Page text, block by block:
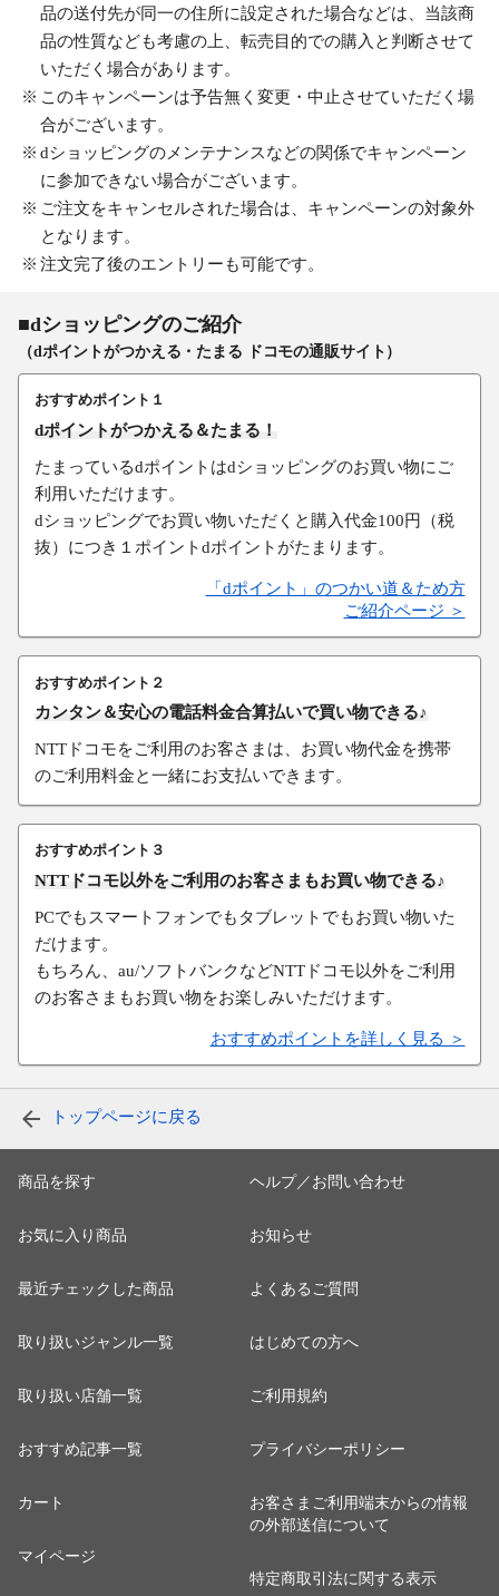
品の送付先が同一の住所に設定された場合などは、当該商
品の性質なども考慮の上、転売目的での購入と判断させて
いただく場合があります。
このキャンペーンは予告無く変更・中止させていただく場
合がございます。
dショッピングのメンテナンスなどの関係でキャンペーン
に参加できない場合がございます。
ご注文をキャンセルされた場合は、キャンペーンの対象外
となります。
注文完了後のエントリーも可能です。
■dショッピングのご紹介
（dポイントがつかえる・たまる ドコモの通販サイト）
おすすめポイント１
dポイントがつかえる＆たまる！
たまっているdポイントはdショッピングのお買い物にご
利用いただけます。
dショッピングでお買い物いただくと購入代金100円（税
抜）につき１ポイントdポイントがたまります。
「dポイント」のつかい道＆ため方
ご紹介ページ ＞
おすすめポイント２
カンタン＆安心の電話料金合算払いで買い物できる♪
NTTドコモをご利用のお客さまは、お買い物代金を携帯
のご利用料金と一緒にお支払いできます。
おすすめポイント３
NTTドコモ以外をご利用のお客さまもお買い物できる♪
PCでもスマートフォンでもタブレットでもお買い物いた
だけます。
もちろん、au/ソフトバンクなどNTTドコモ以外をご利用
のお客さまもお買い物をお楽しみいただけます。
おすすめポイントを詳しく見る ＞
トップページに戻る
商品を探す
お気に入り商品
最近チェックした商品
取り扱いジャンル一覧
取り扱い店舗一覧
おすすめ記事一覧
カート
マイページ
ヘルプ／お問い合わせ
お知らせ
よくあるご質問
はじめての方へ
ご利用規約
プライバシーポリシー
お客さまご利用端末からの情報
の外部送信について
特定商取引法に関する表示